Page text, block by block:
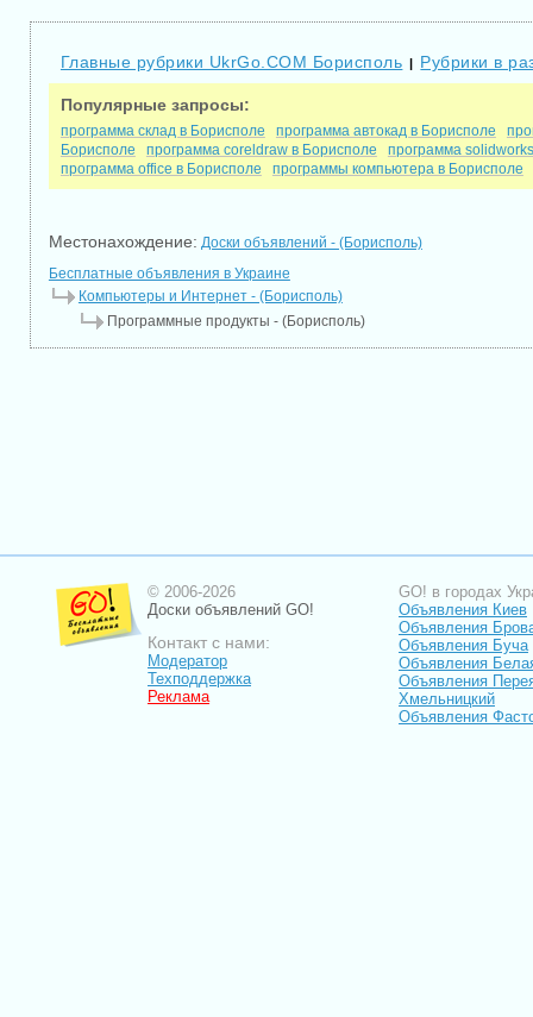
Главные рубрики UkrGo.COM Борисполь | Рубрики в
Популярные запросы:
программа склад в Борисполе программа автокад в Борисполе
Борисполе
программа coreldraw в Борисполе
программа
программа office в Борисполе
программы компьютера в Борисполе
Местонахождение: Доски объявлений - (Борисполь)
Бесплатные объявления в Украине
Компьютеры и Интернет - (Борисполь)
Программные продукты - (Борисполь)
© 2006-2026
Доски объявлений GO!
Контакт с нами:
Модератор
Техподдержка
Реклама
GO! в городах
Объявления Киев
Объявления
Объявления Буча
Объявления
Объявления
Хмельницкий
Объявления